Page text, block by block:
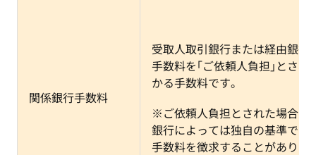
関係銀行手数料
受取人取引銀行または経由銀行
手数料を｢ご依頼人負担｣とされ
かる手数料です。
※ご依頼人負担とされた場合で
銀行によっては独自の基準でお
手数料を徴求することがありま